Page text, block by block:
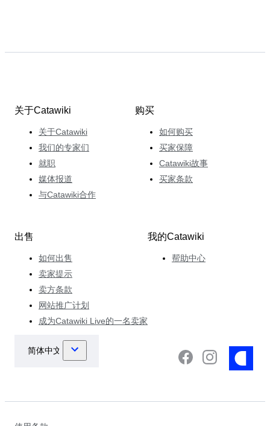
关于Catawiki
关于Catawiki
我们的专家们
就职
媒体报道
与Catawiki合作
购买
如何购买
买家保障
Catawiki故事
买家条款
出售
如何出售
卖家提示
卖方条款
网站推广计划
成为Catawiki Live的一名卖家
我的Catawiki
帮助中心